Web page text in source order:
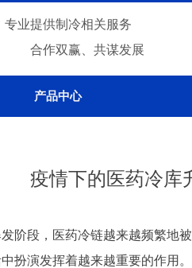
产品中心
专业提供制冷相关服务
合作双赢、共谋发展
疫情下的医药冷库
阶段，医药冷链越来越频繁地
扮演发挥着越来越重要的作用。